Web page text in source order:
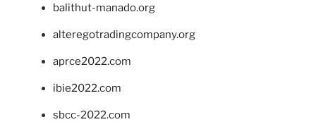
balithut-manado.org
alteregotradingcompany.org
aprce2022.com
ibie2022.com
sbcc-2022.com